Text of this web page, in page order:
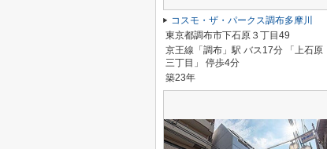
コスモ・ザ・パークス調布多摩川
東京都調布市下石原３丁目49
京王線「調布」駅 バス17分 「上石原
三丁目」 停歩4分
築23年